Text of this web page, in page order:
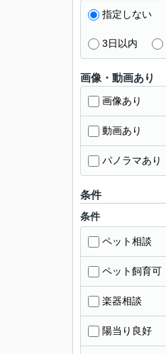
指定しない
3日以内
画像・動画あり
画像あり
動画あり
パノラマあり
条件
条件
ペット相談
ペット飼育可
楽器相談
陽当り良好